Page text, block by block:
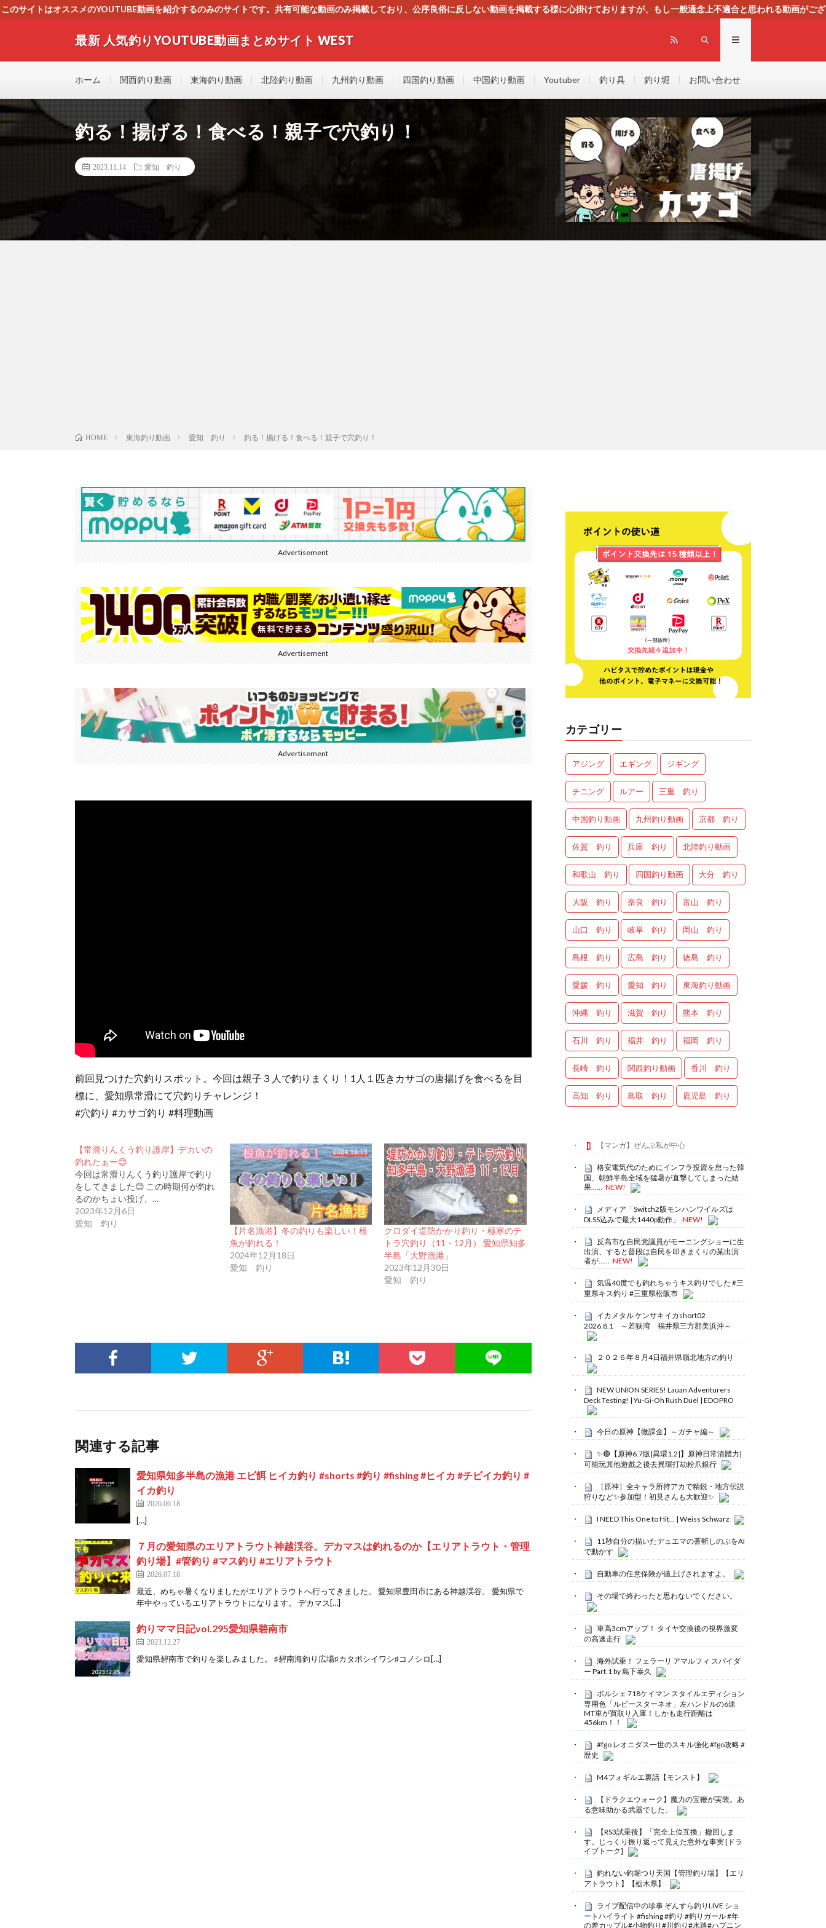
このサイトはオススメのYOUTUBE動画を紹介するのみのサイトです。共有可能な動画のみ掲載しており、公序良俗に反しない動画を掲載する様に心掛けておりますが、もし一般通念上不適合と思われる動画がござ
最新 人気釣りYOUTUBE動画まとめサイト WEST
す！！
ホーム 関西釣り動画 東海釣り動画 北陸釣り動画 九州釣り動画 四国釣り動画 中国釣り動画 Youtuber 釣り具 釣り堀 お問い合わせ
釣る！揚げる！食べる！親子で穴釣り！
2023.11.14 愛知 釣り
HOME 東海釣り動画 愛知 釣り 釣る！揚げる！食べる！親子で穴釣り！
Advertisement
Advertisement
Advertisement
前回見つけた穴釣りスポット。今回は親子３人で釣りまくり！1人１匹きカサゴの唐揚げを食べるを目
標に、愛知県常滑にて穴釣りチャレンジ！
#穴釣り #カサゴ釣り #料理動画
【常滑りんくう釣り護岸】デカいの
釣れたぁー😊
今回は常滑りんくう釣り護岸で釣り
をしてきました😊 この時期何が釣れ
るのかちょい投げ、…
2023年12月6日
愛知 釣り
【片名漁港】冬の釣りも楽しい！根
魚が釣れる！
2024年12月18日
愛知 釣り
クロダイ堤防かかり釣り・極寒のテ
トラ穴釣り（11・12月） 愛知県知多
半島「大野漁港」
2023年12月30日
愛知 釣り
関連する記事
愛知県知多半島の漁港 エビ餌 ヒイカ釣り #shorts #釣り #fishing #ヒイカ #チビイカ釣り #
イカ釣り
2026.06.18
[…]
７月の愛知県のエリアトラウト神越渓谷。デカマスは釣れるのか【エリアトラウト・管理
釣り場】#管釣り #マス釣り #エリアトラウト
2026.07.18
最近、めちゃ暑くなりましたがエリアトラウトへ行ってきました。 愛知県豊田市にある神越渓谷。 愛知県で
年中やっているエリアトラウトになります。 デカマス[…]
釣りママ日記vol.295愛知県碧南市
2023.12.27
愛知県碧南市で釣りを楽しみました。 ♯碧南海釣り広場♯カタボシイワシ♯コノシロ[…]
カテゴリー
アジング エギング ジギング
チニング ルアー 三重 釣り
中国釣り動画 九州釣り動画 京都 釣り
佐賀 釣り 兵庫 釣り 北陸釣り動画
和歌山 釣り 四国釣り動画 大分 釣り
大阪 釣り 奈良 釣り 富山 釣り
山口 釣り 岐阜 釣り 岡山 釣り
島根 釣り 広島 釣り 徳島 釣り
愛媛 釣り 愛知 釣り 東海釣り動画
沖縄 釣り 滋賀 釣り 熊本 釣り
石川 釣り 福井 釣り 福岡 釣り
長崎 釣り 関西釣り動画 香川 釣り
高知 釣り 鳥取 釣り 鹿児島 釣り
【マンガ】ぜんぶ私が中心
格安電気代のためにインフラ投資を怠った韓
国、朝鮮半島全域を猛暑が直撃してしまった結
果……
NEW!
メディア「Switch2版モンハンワイルズは
DLSS込みで最大1440p動作」
NEW!
反高市な自民党議員がモーニングショーに生
出演、すると普段は自民を叩きまくりの某出演
者が…… NEW!
気温40度でも釣れちゃうキス釣りでした #三
重県キス釣り #三重県松阪市
イカメタル ケンサキイカshort02
2026.8.1 ～若狭湾 福井県三方郡美浜沖～
２０２６年８月4日福井県嶺北地方の釣り
NEW UNION SERIES! Lauan Adventurers
Deck Testing! | Yu-Gi-Oh Rush Duel | EDOPRO
今日の原神【微課金】～ガチャ編～
✨🔴【原神6.7版|異環1.2|】原神日常清體力|
可能玩其他遊戲之後去異環打劫粉爪銀行
［原神］全キャラ所持アカで精鋭・地方伝説
狩りなど✨参加型！初見さんも大歓迎✨
I NEED This One to Hit… | Weiss Schwarz
11秒自分の描いたデュエマの蒼斬しのぶをAI
で動かす
自動車の任意保険が値上げされますよ。
その場で終わったと思わないでください。
車高3cmアップ！ タイヤ交換後の視界激変
の高速走行
海外試乗！ フェラーリ アマルフィ スパイダ
ー Part.1 by 島下泰久
ポルシェ 718ケイマン スタイルエディション
専用色「ルビースターネオ」左ハンドルの6速
MT車が買取り入庫！しかも走行距離は
456km！！
#fgo レオニダス一世のスキル強化 #fgo攻略 #
歴史
M4フォギルエ裏話【モンスト】
【ドラクエウォーク】魔力の宝鞭が実装。あ
る意味助かる武器でした。
【RS3試乗後】「完全上位互換」撤回しま
す。じっくり振り返って見えた意外な事実 [ドラ
イブトーク]
釣れない釣堀つり天国【管理釣り場】【エリ
アトラウト】【栃木県】
ライブ配信中の珍事 ぞんすら釣りLIVE ショ
ートハイライト #fishing #釣り #釣りガール #年
の差カップル#小物釣り#川釣り#水路#ハプニン